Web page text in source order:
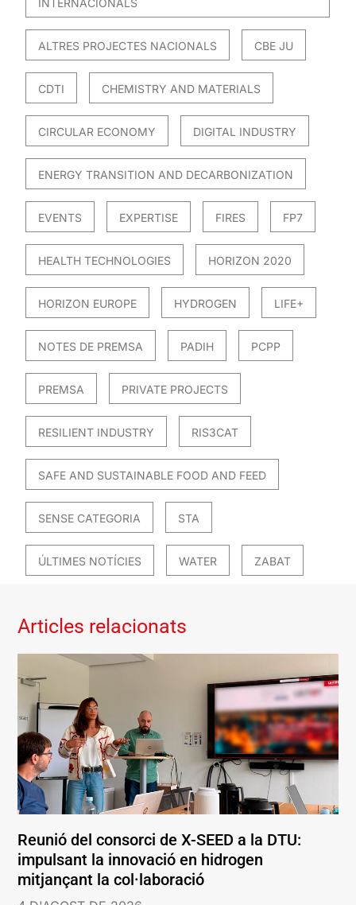
ALTRES PROJECTES NACIONALS CBE JU
CDTI CHEMISTRY AND MATERIALS
CIRCULAR ECONOMY DIGITAL INDUSTRY
ENERGY TRANSITION AND DECARBONIZATION
EVENTS EXPERTISE FIRES FP7
HEALTH TECHNOLOGIES HORIZON 2020
HORIZON EUROPE HYDROGEN LIFE+
NOTES DE PREMSA PADIH PCPP
PREMSA PRIVATE PROJECTS
RESILIENT INDUSTRY RIS3CAT
SAFE AND SUSTAINABLE FOOD AND FEED
SENSE CATEGORIA STA
ÚLTIMES NOTÍCIES WATER ZABAT
Articles relacionats
Reunió del consorci de X-SEED a la DTU:
impulsant la innovació en hidrogen
mitjançant la col·laboració